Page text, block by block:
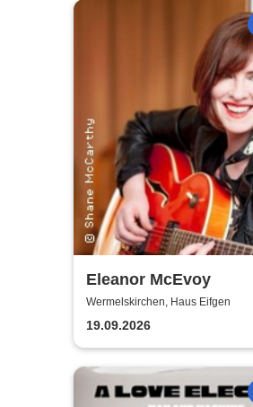
Eleanor McEvoy
Wermelskirchen, Haus Eifgen
19.09.2026